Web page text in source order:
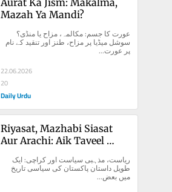
Mazah Ya Mandi?
سوشل میڈیا پر مزاح، طنز اور تنقید کے نام
پر عورت...
22.06.2026
20
Daily Urdu
Riyasat, Mazhabi Siasat
Aur Arachi: Aik Taveel
ریاست، مذہبی سیاست اور کراچی: ایک
میں بعض...